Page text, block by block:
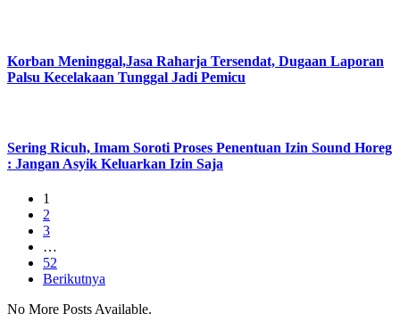
Korban Meninggal,Jasa Raharja Tersendat, Dugaan Laporan
Palsu Kecelakaan Tunggal Jadi Pemicu
Sering Ricuh, Imam Soroti Proses Penentuan Izin Sound Horeg
: Jangan Asyik Keluarkan Izin Saja
1
2
3
…
52
Berikutnya
No More Posts Available.